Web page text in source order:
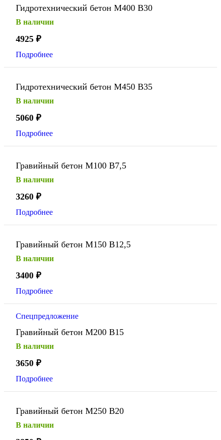
Гидротехнический бетон М400 В30
В наличии
4925 ₽
Подробнее
Гидротехнический бетон М450 В35
В наличии
5060 ₽
Подробнее
Гравийный бетон М100 В7,5
В наличии
3260 ₽
Подробнее
Гравийный бетон М150 В12,5
В наличии
3400 ₽
Подробнее
Спецпредложение
Гравийный бетон М200 В15
В наличии
3650 ₽
Подробнее
Гравийный бетон М250 В20
В наличии